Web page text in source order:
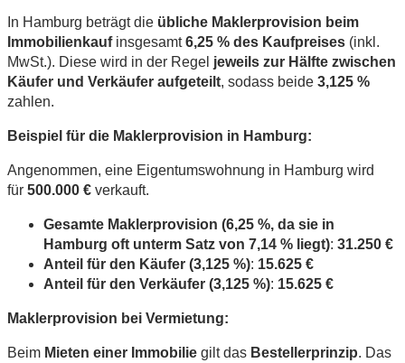
In Hamburg beträgt die übliche Maklerprovision beim
Immobilienkaufinsgesamt6,25 % des Kaufpreises (inkl.
MwSt.). Diese wird in der Regel jeweils zur Hälfte zwischen
Käufer und Verkäufer aufgeteilt, sodass beide 3,125 %
zahlen.
Beispiel für die Maklerprovision in Hamburg:
Angenommen, eine Eigentumswohnung in Hamburg wird
für 500.000 € verkauft.
Gesamte Maklerprovision (6,25 %, da sie in
Hamburg oft unterm Satz von 7,14 % liegt): 31.250 €
Anteil für den Käufer (3,125 %): 15.625 €
Anteil für den Verkäufer (3,125 %): 15.625 €
Maklerprovision bei Vermietung:
Beim Mieten einer Immobilie gilt das Bestellerprinzip. Das